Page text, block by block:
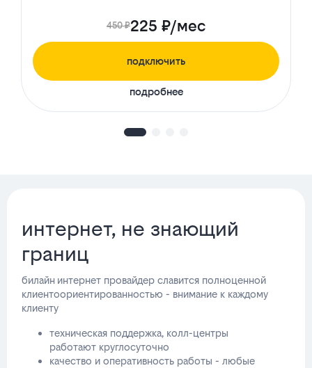
450 ₽225 ₽/мес
подключить
подробнее
интернет, не знающий
границ
билайн интернет провайдер славится полноценной
клиентоориентированностью - внимание к каждому
клиенту
техническая поддержка, колл-центры
работают круглосуточно
качество и оперативность работы - любые